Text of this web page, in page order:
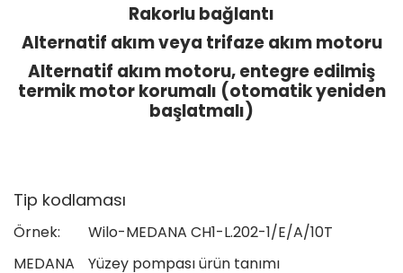
Rakorlu bağlantı
Alternatif akım veya trifaze akım motoru
Alternatif akım motoru, entegre edilmiş
termik motor korumalı (otomatik yeniden
başlatmalı)
Tip kodlaması
Örnek:
Wilo-MEDANA CH1-L.202-1/E/A/10T
MEDANA
Yüzey pompası ürün tanımı